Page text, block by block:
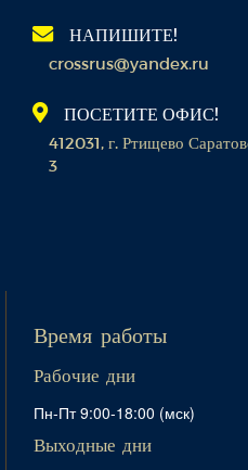
НАПИШИТЕ!
crossrus@yandex.ru
ПОСЕТИТЕ ОФИС!
412031, г. Ртищево
3
Время работы
Рабочие дни
Пн-Пт 9:00-18:00 (мск)
Выходные дни